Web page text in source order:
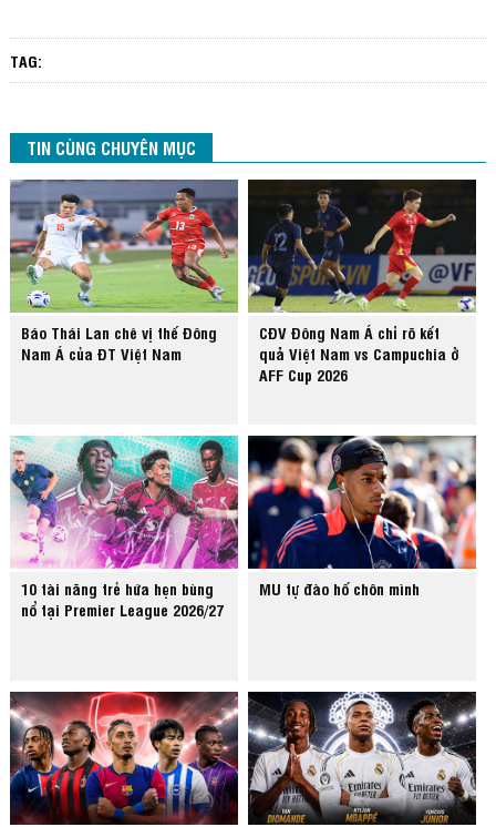
TAG:
TIN CÙNG CHUYÊN MỤC
Báo Thái Lan chê vị thế Đông
Nam Á của ĐT Việt Nam
CĐV Đông Nam Á chỉ rõ kết
quả Việt Nam vs Campuchia ở
AFF Cup 2026
10 tài năng trẻ hứa hẹn bùng
nổ tại Premier League 2026/27
MU tự đào hố chôn mình